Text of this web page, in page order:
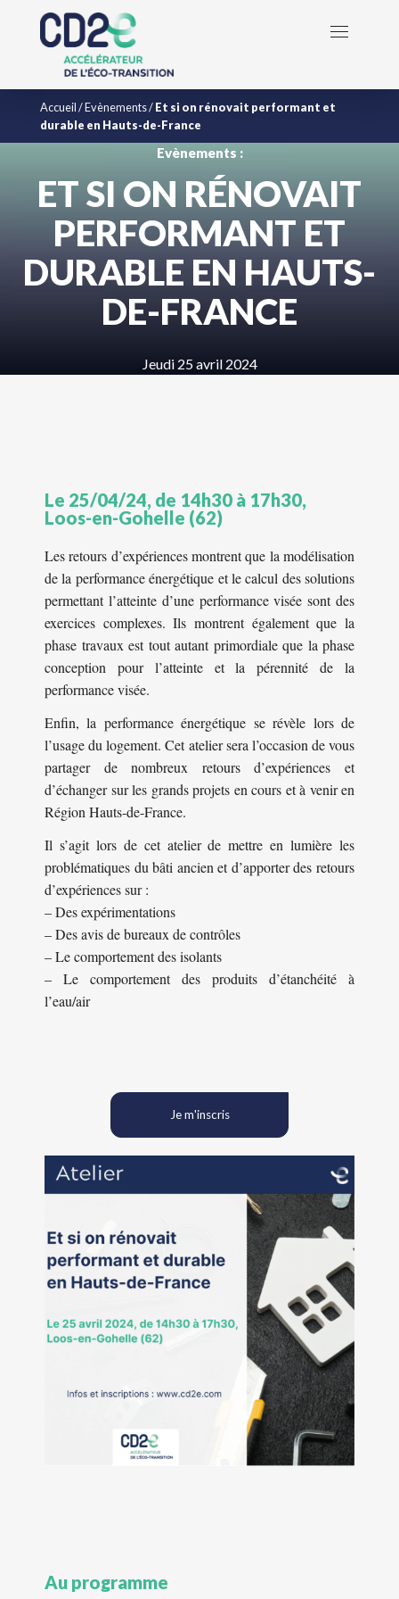
Accueil/Evènements/Et si on rénovait performant et
durable en Hauts-de-France
Evènements :
ET SI ON RÉNOVAIT
PERFORMANT ET
DURABLE EN HAUTS-
DE-FRANCE
Jeudi 25 avril 2024
Le 25/04/24, de 14h30 à 17h30,
Loos-en-Gohelle (62)
Les retours d’expériences montrent que la modélisation
de la performance énergétique et le calcul des solutions
permettant l’atteinte d’une performance visée sont des
exercices complexes. Ils montrent également que la
phase travaux est tout autant primordiale que la phase
conception pour l’atteinte et la pérennité de la
performance visée.
Enfin, la performance énergétique se révèle lors de
l’usage du logement. Cet atelier sera l’occasion de vous
partager de nombreux retours d’expériences et
d’échanger sur les grands projets en cours et à venir en
Région Hauts-de-France.
Il s’agit lors de cet atelier de mettre en lumière les
problématiques du bâti ancien et d’apporter des retours
d’expériences sur :
– Des expérimentations
– Des avis de bureaux de contrôles
– Le comportement des isolants
– Le comportement des produits d’étanchéité à
l’eau/air
Je m'inscris
Au programme